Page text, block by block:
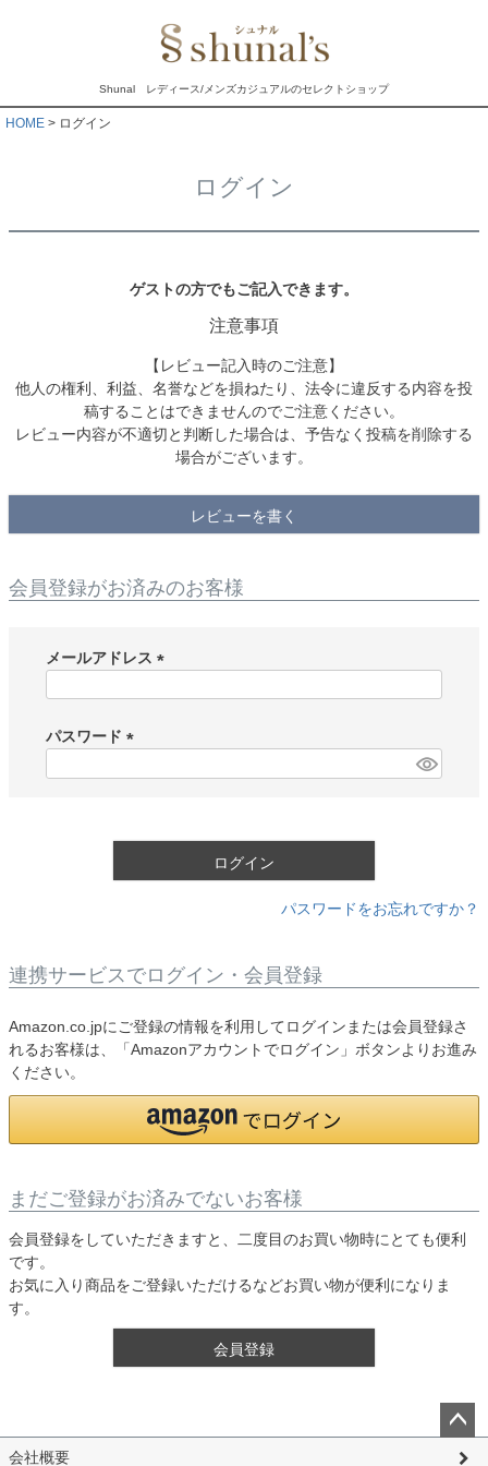
Shunal レディース/メンズカジュアルのセレクトショップ
HOME ログイン
ログイン
ゲストの方でもご記入できます。
注意事項
【レビュー記入時のご注意】
他人の権利、利益、名誉などを損ねたり、法令に違反する内容を投
稿することはできませんのでご注意ください。
レビュー内容が不適切と判断した場合は、予告なく投稿を削除する
場合がございます。
レビューを書く
会員登録がお済みのお客様
メールアドレス
)
パスワード
ログイン
パスワードをお忘れですか？
連携サービスでログイン・会員登録
Amazon.co.jpにご登録の情報を利用してログインまたは会員登録さ
れるお客様は、「Amazonアカウントでログイン」ボタンよりお進み
ください。
まだご登録がお済みでないお客様
会員登録をしていただきますと、二度目のお買い物時にとても便利
です。
お気に入り商品をご登録いただけるなどお買い物が便利になりま
す。
会員登録
ペー
会社概要